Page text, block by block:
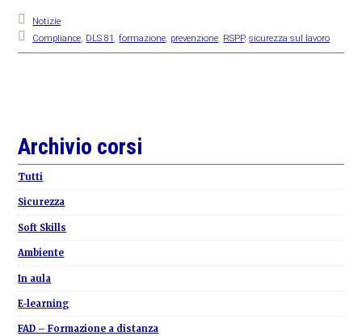
Notizie
Compliance, DLS 81 ,formazione, prevenzione, RSPP,sicurezza sul lavoro
Primary
Sidebar
Archivio corsi
Tutti
Sicurezza
Soft Skills
Ambiente
In aula
E-learning
FAD – Formazione a distanza